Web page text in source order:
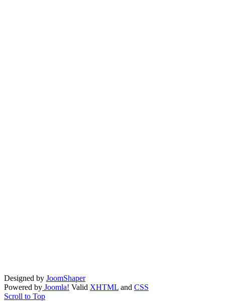
Designed by JoomShaper
Powered by Joomla! Valid XHTML and CSS
Scroll to Top